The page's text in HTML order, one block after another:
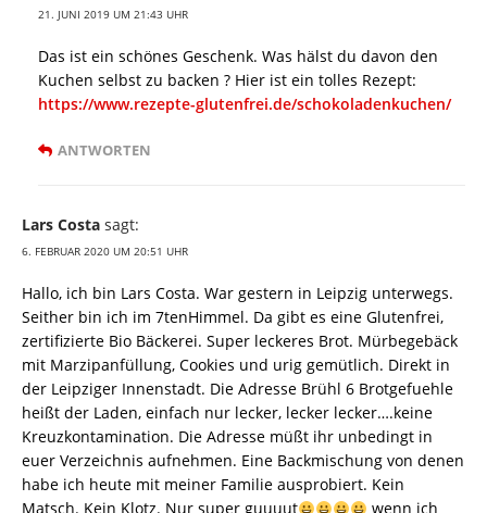
21. JUNI 2019 UM 21:43 UHR
Das ist ein schönes Geschenk. Was hälst du davon den
Kuchen selbst zu backen ? Hier ist ein tolles Rezept:
https://www.rezepte-glutenfrei.de/schokoladenkuchen/
ANTWORTEN
Lars Costa sagt:
6. FEBRUAR 2020 UM 20:51 UHR
Hallo, ich bin Lars Costa. War gestern in Leipzig unterwegs.
Seither bin ich im 7tenHimmel. Da gibt es eine Glutenfrei,
zertifizierte Bio Bäckerei. Super leckeres Brot. Mürbegebäck
mit Marzipanfüllung, Cookies und urig gemütlich. Direkt in
der Leipziger Innenstadt. Die Adresse Brühl 6 Brotgefuehle
heißt der Laden, einfach nur lecker, lecker lecker….keine
Kreuzkontamination. Die Adresse müßt ihr unbedingt in
euer Verzeichnis aufnehmen. Eine Backmischung von denen
habe ich heute mit meiner Familie ausprobiert. Kein
Matsch. Kein Klotz. Nur super guuuut
wenn ich